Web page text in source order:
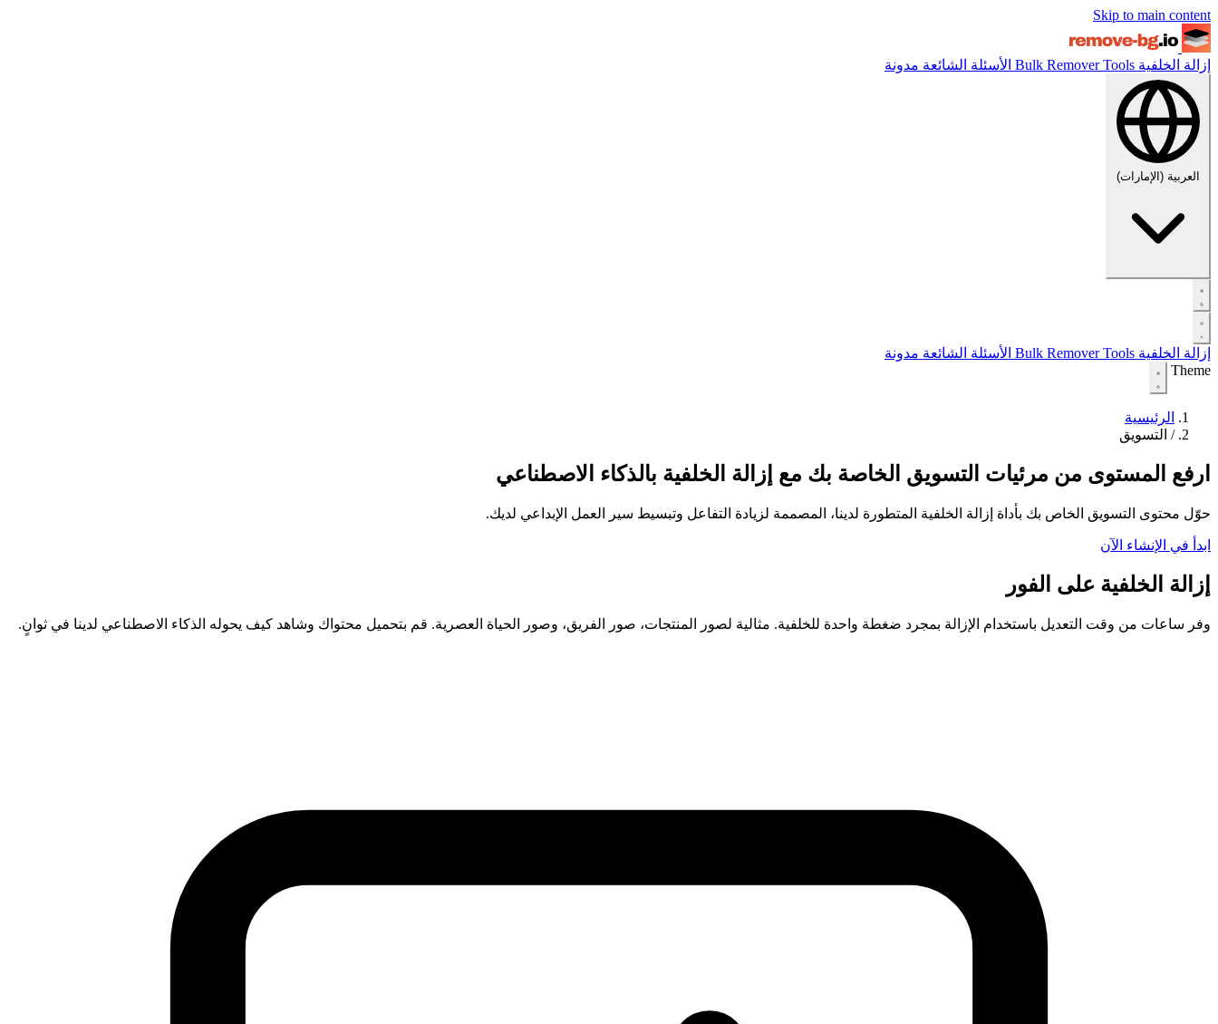
Skip to main content
إزالة الخلفية Bulk RemoverTools الأسئلة الشائعة مدونة
العربية (الإمارات)
إزالة الخلفية Bulk RemoverTools الأسئلة الشائعة مدونة
Theme
الرئيسية
/ التسويق
ارفع المستوى من مرئيات التسويق الخاصة بك مع إزالة الخلفية بالذكاء الاصطناعي
حوّل محتوى التسويق الخاص بك بأداة إزالة الخلفية المتطورة لدينا، المصممة لزيادة التفاعل وتبسيط سير العمل الإبداعي لديك.
ابدأ في الإنشاء الآن
إزالة الخلفية على الفور
وفر ساعات من وقت التعديل باستخدام الإزالة بمجرد ضغطة واحدة للخلفية. مثالية لصور المنتجات، صور الفريق، وصور الحياة العصرية. قم بتحميل محتواك وشاهد كيف يحوله الذكاء الاصطناعي لدينا في ثوانٍ.